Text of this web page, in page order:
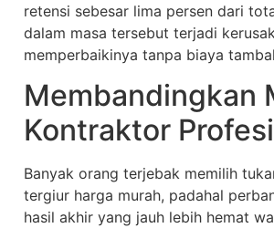
retensi sebesar lima persen dari
dalam masa tersebut terjadi
memperbaikinya tanpa biaya
Membandingkan
Kontraktor
Banyak orang terjebak memilih
tergiur harga murah, padahal
hasil akhir yang jauh lebih hemat